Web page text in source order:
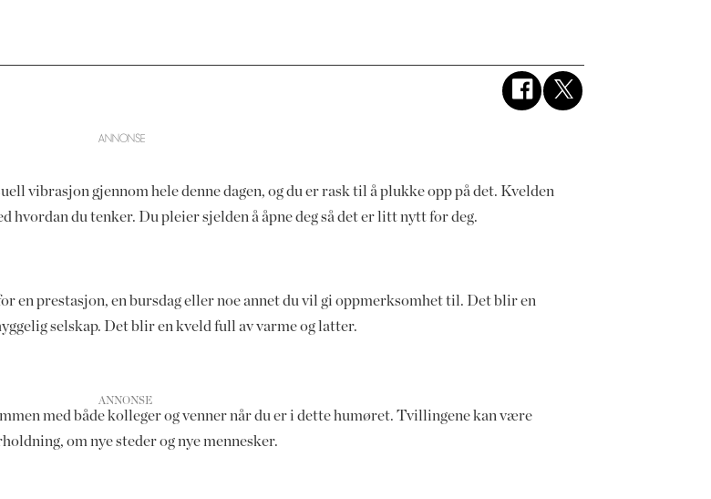
vibrasjon gjennom hele denne dagen, og du er rask til å plukke opp på det. Kvelden
hvordan du tenker. Du pleier sjelden å åpne deg så det er litt nytt for deg.
en prestasjon, en bursdag eller noe annet du vil gi oppmerksomhet til. Det blir en
selskap. Det blir en kveld full av varme og latter.
med både kolleger og venner når du er i dette humøret. Tvillingene kan være
om nye steder og nye mennesker.